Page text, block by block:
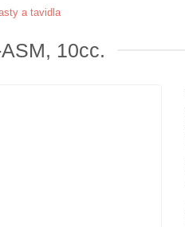
a tavidla
10cc.